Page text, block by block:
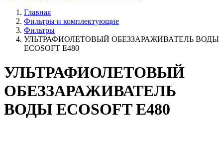
Главная
Фильтры и комплектующие
Фильтры
УЛЬТРАФИОЛЕТОВЫЙ ОБЕЗЗАРАЖИВАТЕЛЬ ВОДЫ
ECOSOFT E480
УЛЬТРАФИОЛЕТОВЫЙ
ОБЕЗЗАРАЖИВАТЕЛЬ
ВОДЫ ECOSOFT E480